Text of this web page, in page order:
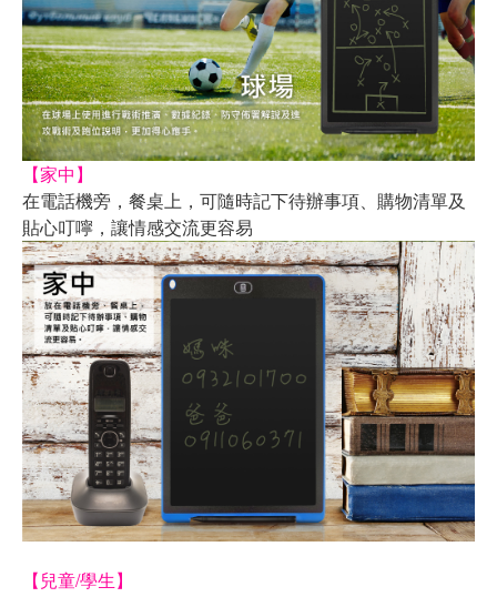
【家中】
在電話機旁，餐桌上，可隨時記下待辦事項、購物清單及
貼心叮嚀，讓情感交流更容易
【兒童/學生】